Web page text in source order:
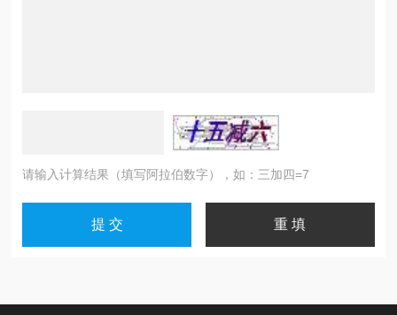
请输入计算结果（填写阿拉伯数字），如：三加四=7